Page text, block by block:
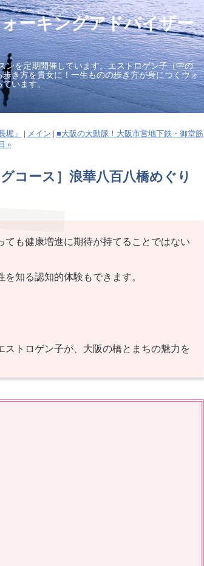
ーキングアドバイザー
ンを定期開催しています。エストロゲン子（中の
き方を貴女に！一生ものの歩き方が身につくウォ
います。
堀」 | メイン | ■大阪の大動脈！大阪市営地下鉄・御堂筋
»
コース］浪華八百八橋めぐり
も健康増進に期待が持てることではない
知る認知的体験もできます。
トロゲン子が、大阪の橋とまちの魅力を